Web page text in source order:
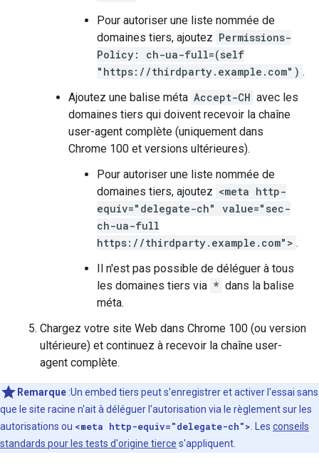
Pour autoriser une liste nommée de
domaines tiers, ajoutez Permissions-
Policy: ch-ua-full=(self
"https://thirdparty.example.com") .
Ajoutez une balise méta Accept-CH avec les
domaines tiers qui doivent recevoir la chaîne
user-agent complète (uniquement dans
Chrome 100 et versions ultérieures).
Pour autoriser une liste nommée de
domaines tiers, ajoutez <meta http-
equiv="delegate-ch" value="sec-
ch-ua-full
https://thirdparty.example.com"> .
Il n'est pas possible de déléguer à tous
les domaines tiers via * dans la balise
méta.
Chargez votre site Web dans Chrome 100 (ou version
ultérieure) et continuez à recevoir la chaîne user-
agent complète.
Remarque :Un embed tiers peut s'enregistrer et activer l'essai sans
que le site racine n'ait à déléguer l'autorisation via le règlement sur les
autorisations ou <meta http-equiv="delegate-ch"> . Les conseils
standards pour les tests d'origine tierce s'appliquent.